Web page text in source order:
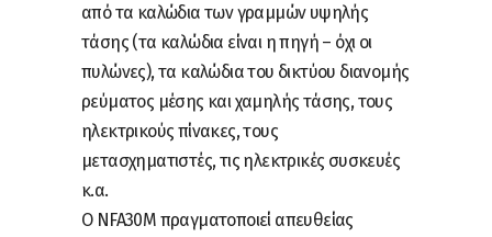
από τα καλώδια των γραμμών υψηλής
τάσης (τα καλώδια είναι η πηγή – όχι οι
πυλώνες), τα καλώδια του δικτύου διανομής
ρεύματος μέσης και χαμηλής τάσης, τους
ηλεκτρικούς πίνακες, τους
μετασχηματιστές, τις ηλεκτρικές συσκευές
κ.α.
Ο NFA30M πραγματοποιεί απευθείας